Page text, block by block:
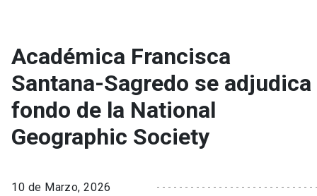
Académica Francisca
Santana-Sagredo se adjudica
fondo de la National
Geographic Society
10 de Marzo, 2026